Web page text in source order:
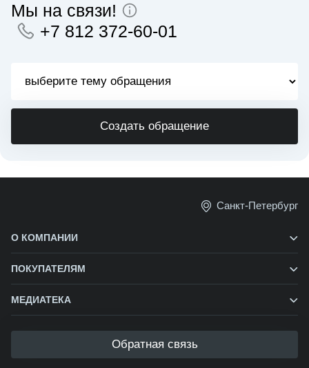
Мы на связи!
+7 812 372-60-01
Создать обращение
Санкт-Петербург
О КОМПАНИИ
ПОКУПАТЕЛЯМ
МЕДИАТЕКА
Обратная связь